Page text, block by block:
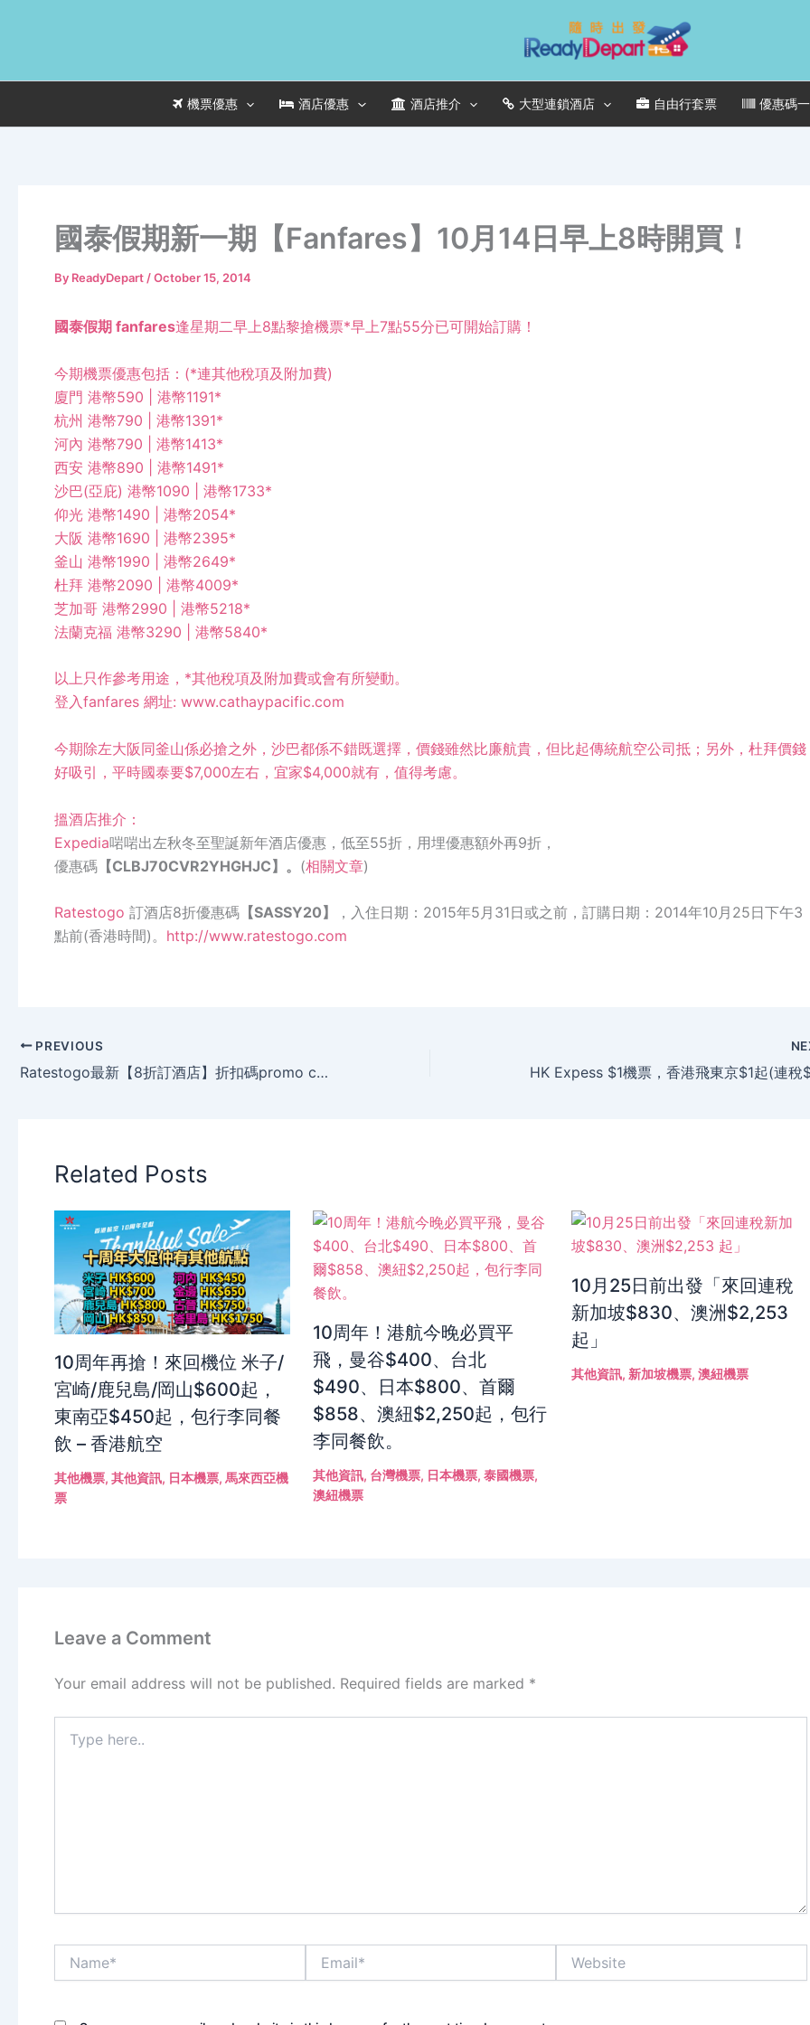
機票優惠 酒店優惠 酒店推介 大型連鎖酒店 自由行套票 優惠碼
國泰假期新一期【Fanfares】10月14日早上8時開買！
By ReadyDepart /October 15, 2014
國泰假期 fanfares逢星期二早上8點黎搶機票*早上7點55分已可開始訂購！
今期機票優惠包括：(*連其他稅項及附加費)
廈門 港幣590 | 港幣1191*
杭州 港幣790 | 港幣1391*
河內 港幣790 | 港幣1413*
西安 港幣890 | 港幣1491*
沙巴(亞庇) 港幣1090 | 港幣1733*
仰光 港幣1490 | 港幣2054*
大阪 港幣1690 | 港幣2395*
釜山 港幣1990 | 港幣2649*
杜拜 港幣2090 | 港幣4009*
芝加哥 港幣2990 | 港幣5218*
法蘭克福 港幣3290 | 港幣5840*
以上只作參考用途，*其他稅項及附加費或會有所變動。
登入fanfares 網址: www.cathaypacific.com
今期除左大阪同釜山係必搶之外，沙巴都係不錯既選擇，價錢雖然比廉航貴，但比起傳統航空公司抵；另外，杜拜價錢
好吸引，平時國泰要$7,000左右，宜家$4,000就有，值得考慮。
搵酒店推介：
Expedia啱啱出左秋冬至聖誕新年酒店優惠，低至55折，用埋優惠額外再9折，
優惠碼 【CLBJ70CVR2YHGHJC】。 (相關文章)
Ratestogo 訂酒店8折優惠碼 【SASSY20】 ，入住日期： 2015年5 月 31日或之前，訂購日期： 2014年10 月25日下午3
點前(香港時間)。 http://www.ratestogo.com
PREVIOUS
Ratestogo最新【8折訂酒店】折扣碼promo code，有效期至2014年10月25日。
Related Posts
10周年再搶！來回機位 米子/
宮崎/鹿兒島/岡山$600起，
東南亞$450起，包行李同餐
飲 – 香港航空
其他機票, 其他資訊, 日本機票, 馬來西亞機
票
10周年！港航今晚必買平
飛，曼谷$400、台北
$490、日本$800、首爾
$858、澳紐$2,250起，包行
李同餐飲。
其他資訊, 台灣機票, 日本機票, 泰國機票,
澳紐機票
10月25日前出發「來回連稅
新加坡$830、澳洲$2,253
起」
其他資訊, 新加坡機票, 澳紐機票
Leave a Comment
Your email address will not be published. Required fields are marked *
here..